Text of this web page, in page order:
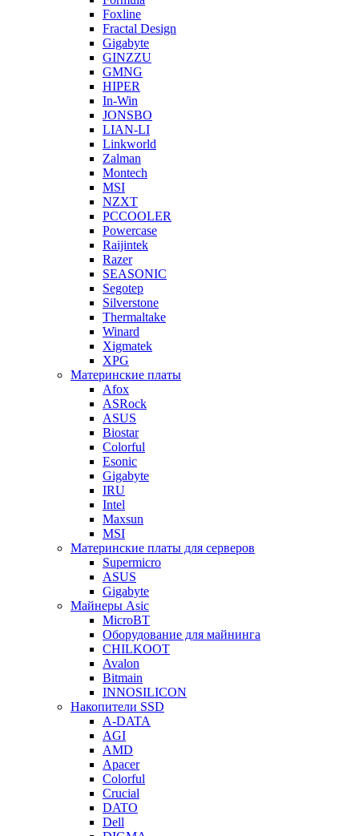
Foxline
Fractal Design
Gigabyte
GINZZU
GMNG
HIPER
In-Win
JONSBO
LIAN-LI
Linkworld
Zalman
Montech
MSI
NZXT
PCCOOLER
Powercase
Raijintek
Razer
SEASONIC
Segotep
Silverstone
Thermaltake
Winard
Xigmatek
XPG
Материнские платы
Afox
ASRock
ASUS
Biostar
Colorful
Esonic
Gigabyte
IRU
Intel
Maxsun
MSI
Материнские платы для серверов
Supermicro
ASUS
Gigabyte
Майнеры Asic
MicroBT
Оборудование для майнинга
CHILKOOT
Avalon
Bitmain
INNOSILICON
Накопители SSD
A-DATA
AGI
AMD
Apacer
Colorful
Crucial
DATO
Dell